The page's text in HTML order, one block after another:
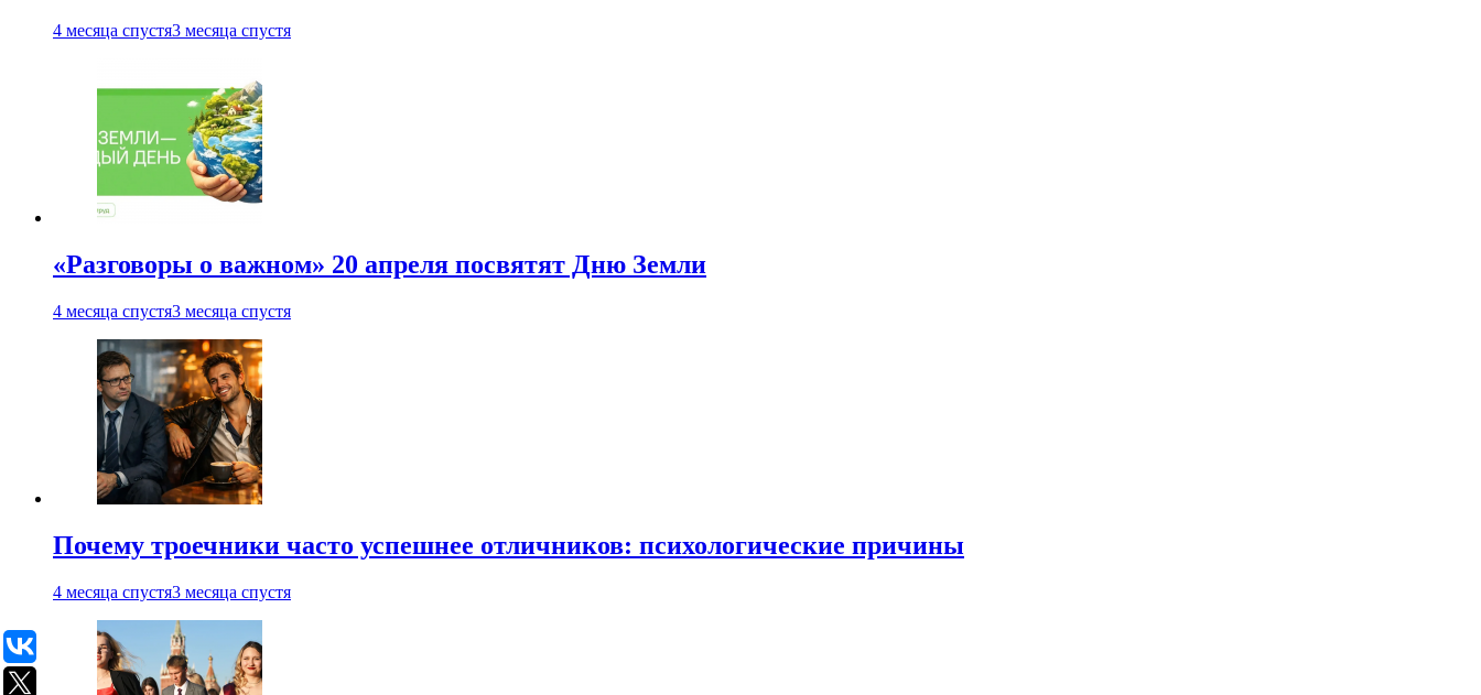
4 месяца спустя3 месяца спустя
«Разговоры о важном» 20 апреля посвятят Дню Земли
4 месяца спустя3 месяца спустя
Почему троечники часто успешнее отличников: психологические причины
4 месяца спустя3 месяца спустя